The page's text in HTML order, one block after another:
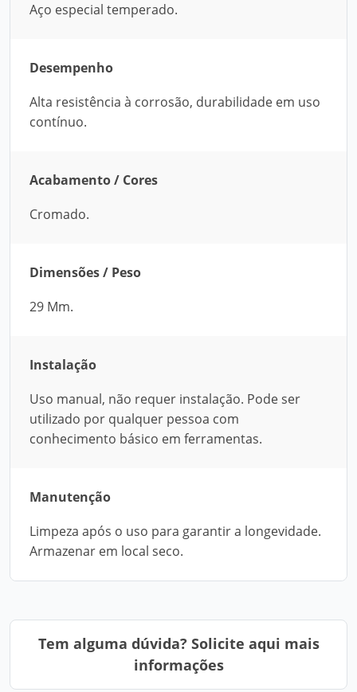
Aço especial temperado.
Desempenho
Alta resistência à corrosão, durabilidade em uso
contínuo.
Acabamento / Cores
Cromado.
Dimensões / Peso
29 Mm.
Instalação
Uso manual, não requer instalação. Pode ser
utilizado por qualquer pessoa com
conhecimento básico em ferramentas.
Manutenção
Limpeza após o uso para garantir a longevidade.
Armazenar em local seco.
Tem alguma dúvida? Solicite aqui mais
informações